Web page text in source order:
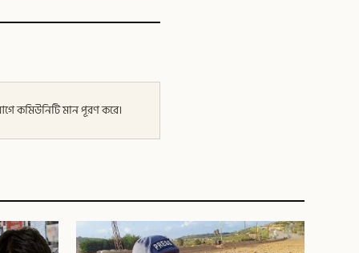
কমিউনিটি মান পূরণ করে।